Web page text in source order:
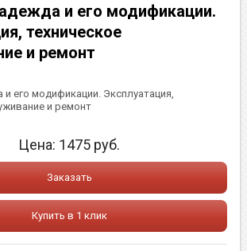
и его модификации.
техническое
и ремонт
его модификации. Эксплуатация,
и ремонт
Цена: 1475 руб.
Заказать
Купить в 1 клик